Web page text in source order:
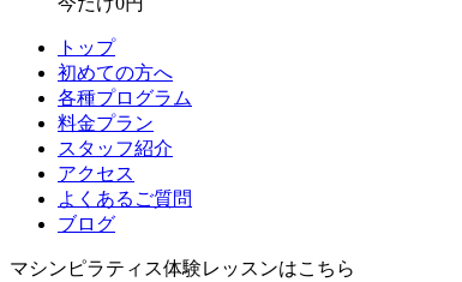
トップ
初めての方へ
各種プログラム
料金プラン
スタッフ紹介
アクセス
よくあるご質問
ブログ
マシンピラティス体験レッスンはこちら